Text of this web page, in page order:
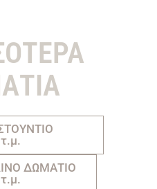
ΔΩΜΑΤΙΟ